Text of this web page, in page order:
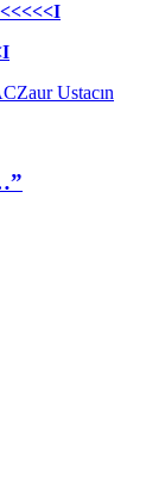
Zaur Ustacın